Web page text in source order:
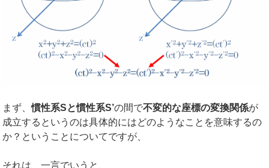
まず、慣性系Sと慣性系S’の間で不変的な座標の変換関係が
成立するというのは具体的にはどのようなことを意味するの
か？ということについてですが、
それは、一言でいうと、